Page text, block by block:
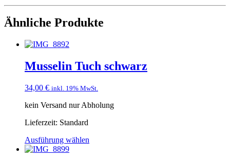
Ähnliche Produkte
Musselin Tuch schwarz
34,00 € inkl. 19% MwSt.
kein Versand nur Abholung
Lieferzeit: Standard
Ausführung wählen